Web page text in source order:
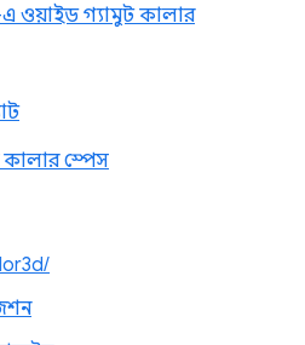
এ ওয়াইড গ্যামুট কালার
কালার স্পেস